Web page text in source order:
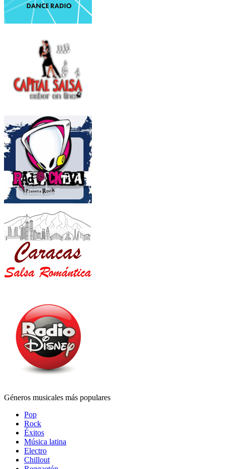
Géneros musicales más populares
Pop
Rock
Éxitos
Música latina
Electro
Chillout